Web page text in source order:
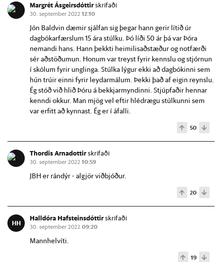
Margrét Ásgeirsdóttirskrifaði
30. september 202212:10
Jón Baldvin dæmir sjálfan sig þegar hann gerir lítið úr
dagbókarfærslum 15 ára stúlku. Þó líði 50 ár þá var Þóra
nemandi hans. Hann þekkti heimilisaðstæður og notfærði
sér aðstöðumun. Honum var treyst fyrir kennslu og stjórnun
í skólum fyrir unglinga. Stúlka lýgur ekki að dagbókinni sem
hún trúir einni fyrir leydarmálum. Þekki það af eigin reynslu.
Ég stóð við hlið Þóru á bekkjarmyndinni. Stjúpfaðir hennar
kenndi okkur. Man mjög vel eftir hlédrægu stúlkunni sem
var erfitt að kynnast. Ég er í áfalli.
50
Thordis Arnadottirskrifaði
30. september 202210:59
JBH er rándýr - algjör viðbjóður.
20
HH
Halldóra Hafsteinsdóttirskrifaði
30. september 202209:20
Mannhelvíti.
19